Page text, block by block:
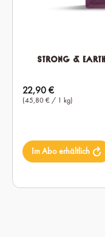
Strong &
Setmenge
1x
(45,80 € / 1 kg)
Regulärer Preis:
22,90 €
Im Abo erhältlich